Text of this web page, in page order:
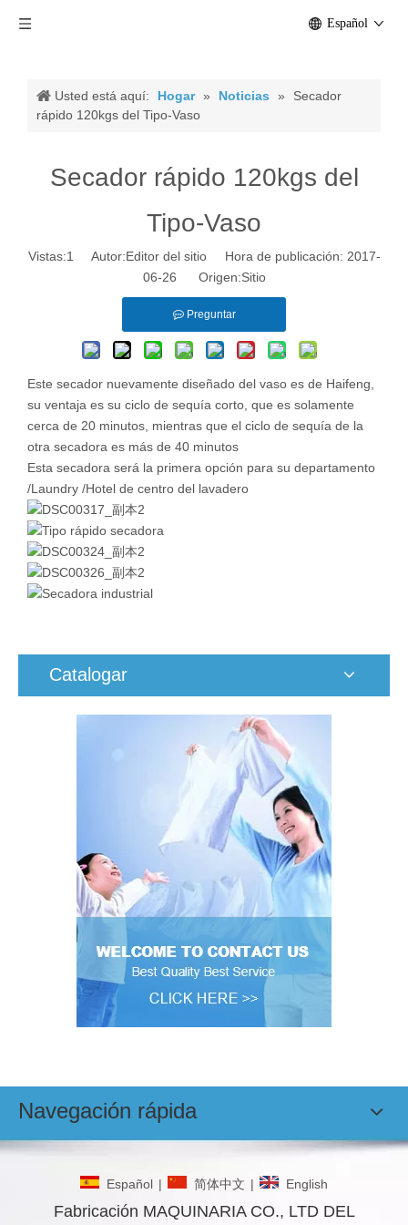
Español
Usted está aquí: Hogar » Noticias »
Secador
rápido 120kgs del Tipo-Vaso
Secador rápido 120kgs del
Tipo-Vaso
Vistas:1
Autor:Editor del sitio Hora de publicación: 2017-
06-26 Origen:Sitio
Preguntar
Este secador nuevamente diseñado del vaso es de Haifeng,
su ventaja es su ciclo de sequía corto, que es solamente
cerca de 20 minutos, mientras que el ciclo de sequía de la
otra secadora es más de 40 minutos
Esta secadora será la primera opción para su departamento
/Laundry /Hotel de centro del lavadero
Catalogar
Navegación rápida
Español | 简体中文 | English
Fabricación MAQUINARIA CO., LTD DEL